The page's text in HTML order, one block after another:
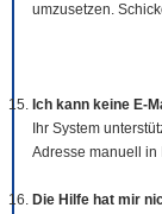
umzusetzen.
Ich kann keine E-
Ihr System
Adresse manuell in
Die Hilfe hat mir